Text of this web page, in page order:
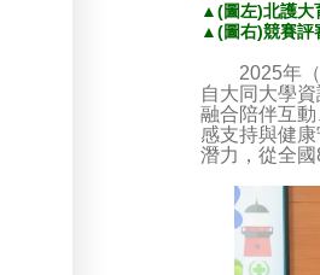
▲(圖左)北護大
▲(圖右)競賽評
2025年（
自大同大學
融合陪伴互
感支持與健
潛力，從全